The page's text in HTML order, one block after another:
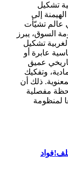
تشكيل
إلى
عالم تشيّأت
السوق، يبرز
تشكيل
عابرة أو
عميق
وتفكيك
ذلك أن
مفصلية
لمنظومة